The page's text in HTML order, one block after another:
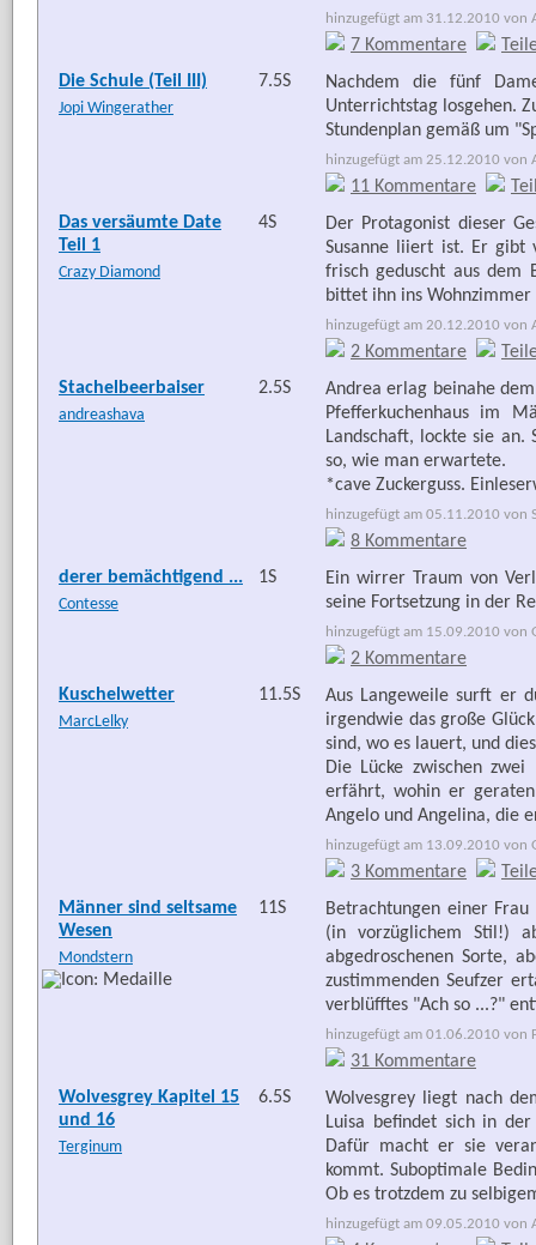
hinzugefügt am 31.12.2010 von
7 Kommentare
Die Schule (Teil III)
Jopi Wingerather
7.5S
Nachdem die fünf
Unterrichtstag losgehen.
Stundenplan gemäß um
hinzugefügt am 25.12.2010 von
11 Kommentare
Das versäumte Date
Teil 1
Crazy Diamond
4S
Der Protagonist dieser
Susanne liiert ist. Er gibt
frisch geduscht aus dem
bittet ihn ins
hinzugefügt am 20.12.2010 von
2 Kommentare
Stachelbeerbaiser
andreashava
2.5S
Andrea erlag beinahe
Pfefferkuchenhaus im
Landschaft, lockte sie
so, wie man erwartete.
*cave Zuckerguss.
hinzugefügt am 05.11.2010 von
8 Kommentare
derer bemächtigend ...
Contesse
1S
Ein wirrer Traum von
seine Fortsetzung in der
hinzugefügt am 15.09.2010 von
2 Kommentare
Kuschelwetter
MarcLelky
11.5S
Aus Langeweile surft er
irgendwie das große
sind, wo es lauert, und
Die Lücke zwischen
erfährt, wohin er
Angelo und Angelina, die
hinzugefügt am 13.09.2010 von
3 Kommentare
Männer sind seltsame
Wesen
Mondstern
11S
Betrachtungen einer
(in vorzüglichem Stil!)
abgedroschenen Sorte,
zustimmenden Seufzer
verblüfftes "Ach so ...?"
hinzugefügt am 01.06.2010 von
31 Kommentare
Wolvesgrey Kapitel 15
und 16
Terginum
6.5S
Wolvesgrey liegt nach
Luisa befindet sich in
Dafür macht er sie
kommt. Suboptimale
Ob es trotzdem zu
hinzugefügt am 09.05.2010 von